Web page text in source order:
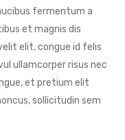
fermentum a
et magnis dis
elit, congue id felis
ullamcorper risus nec
et pretium elit
sollicitudin sem